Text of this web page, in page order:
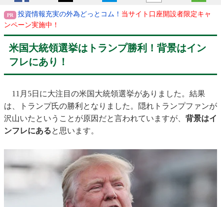
投資情報充実の外為どっとコム！ 当サイト口座開設者限定キャ
ンペーン実施中！
米国大統領選挙はトランプ勝利！背景はイン
フレにあり！
11月5日に大注目の米国大統領選挙がありました。結果
は、トランプ氏の勝利となりました。隠れトランプファンが
沢山いたということが原因だと言われていますが、 背景はイ
ンフレにあると思います。